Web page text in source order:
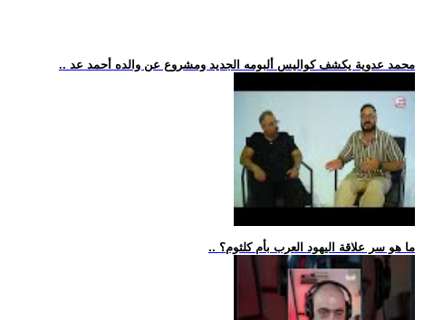
.. محمد عدوية يكشف كواليس ألبومه الجديد ومشروع عن والده أحمد عد
.. ما هو سر علاقة اليهود العرب بأم كلثوم؟